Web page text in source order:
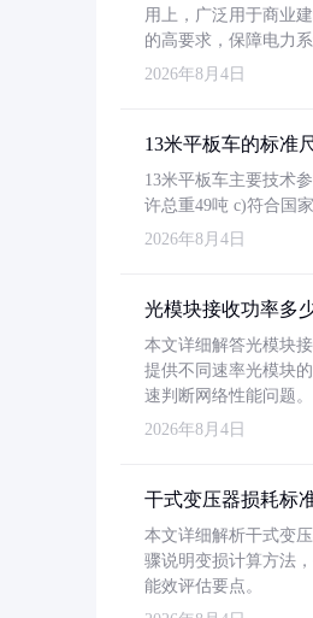
用上，广泛用于商业
的高要求，保障电力系
2026年8月4日
13米平板车的标准
13米平板车主要技术
许总重49吨 c)符合国
2026年8月4日
光模块接收功率多
本文详细解答光模块
提供不同速率光模块
速判断网络性能问题。
2026年8月4日
干式变压器损耗标
本文详细解析干式变
骤说明变损计算方法
能效评估要点。